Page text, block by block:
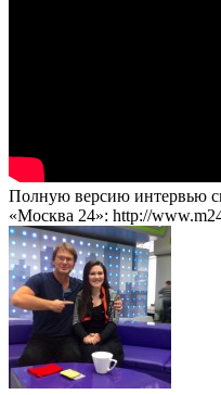
Полную версию интервью
«Москва 24»: http://